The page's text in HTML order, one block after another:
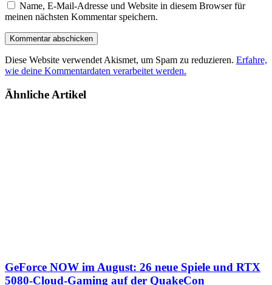
Name, E-Mail-Adresse und Website in diesem Browser für
meinen nächsten Kommentar speichern.
Diese Website verwendet Akismet, um Spam zu reduzieren. Erfahre,
wie deine Kommentardaten verarbeitet werden.
Ähnliche Artikel
GeForce NOW im August: 26 neue Spiele und RTX
5080-Cloud-Gaming auf der QuakeCon